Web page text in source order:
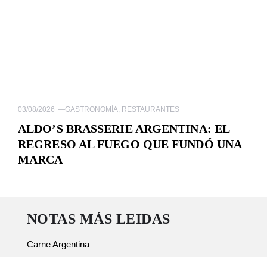
03/08/2026 —GASTRONOMÍA, RESTAURANTES
ALDO’S BRASSERIE ARGENTINA: EL
REGRESO AL FUEGO QUE FUNDÓ UNA
MARCA
NOTAS MÁS LEIDAS
Carne Argentina